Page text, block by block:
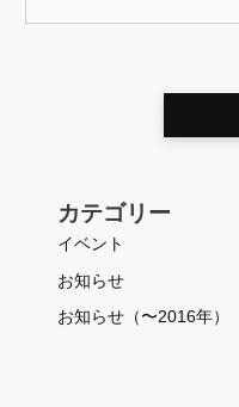
カテゴリー
イベント
お知らせ
お知らせ（〜2016年）